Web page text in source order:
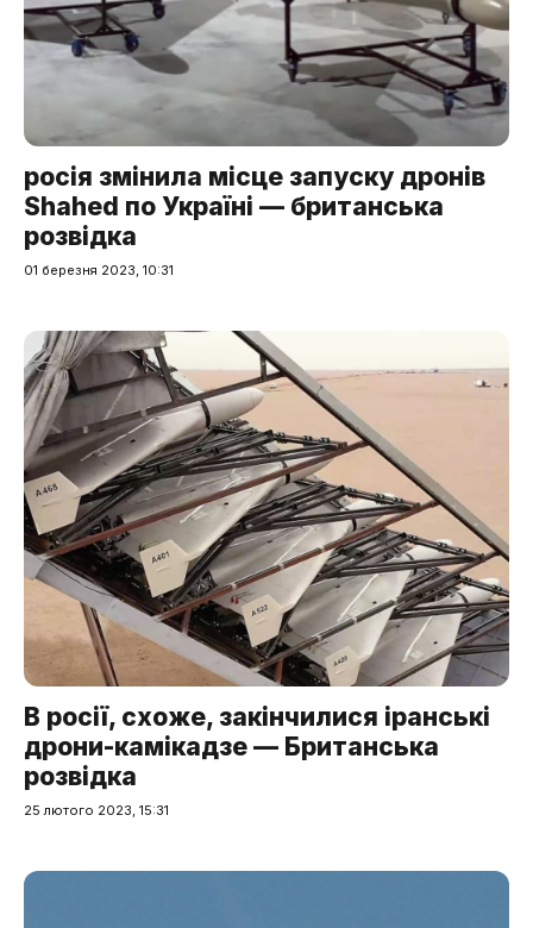
росія змінила місце запуску дронів
Shahed по Україні — британська
розвідка
01 березня 2023, 10:31
В росії, схоже, закінчилися іранські
дрони-камікадзе — Британська
розвідка
25 лютого 2023, 15:31